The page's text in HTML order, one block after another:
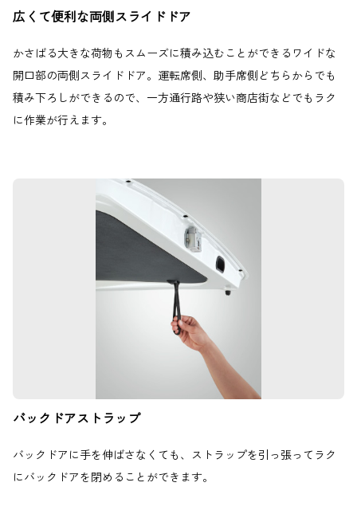
広くて便利な両側スライドドア
かさばる大きな荷物もスムーズに積み込むことができるワイドな
開口部の両側スライドドア。運転席側、助手席側どちらからでも
積み下ろしができるので、一方通行路や狭い商店街などでもラク
に作業が行えます。
バックドアストラップ
バックドアに手を伸ばさなくても、ストラップを引っ張ってラク
にバックドアを閉めることができます。